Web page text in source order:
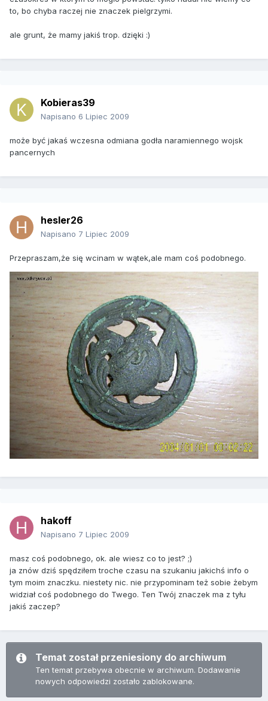
to, bo chyba raczej nie znaczek pielgrzymi.
ale grunt, że mamy jakiś trop. dzięki :)
Kobieras39
Napisano 6 Lipiec 2009
może być jakaś wczesna odmiana godła naramiennego wojsk
pancernych
hesler26
Napisano 7 Lipiec 2009
Przepraszam,że się wcinam w wątek,ale mam coś podobnego.
hakoff
Napisano 7 Lipiec 2009
masz coś podobnego, ok. ale wiesz co to jest? ;)
ja znów dziś spędziłem troche czasu na szukaniu jakichś info o
tym moim znaczku. niestety nic. nie przypominam też sobie żebym
widział coś podobnego do Twego. Ten Twój znaczek ma z tyłu
jakiś zaczep?
Temat został przeniesiony do archiwum
Ten temat przebywa obecnie w archiwum. Dodawanie
nowych odpowiedzi zostało zablokowane.